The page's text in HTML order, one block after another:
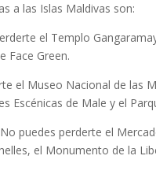
a las Islas Maldivas son:
el Templo
Face Green.
el Museo Nacional de las
Escénicas de Male y el
puedes perderte el
el Monumento de la